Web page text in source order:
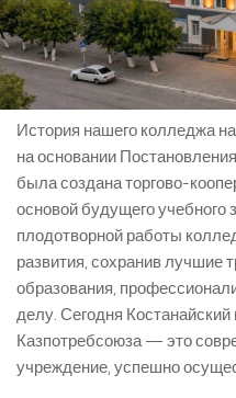
История нашего колледжа
на основании
была создана торгово-
основой будущего учебного
плодотворной работы
развития, сохранив лучшие
образования,
делу. Сегодня
Казпотребсоюза — это
учреждение, успешно